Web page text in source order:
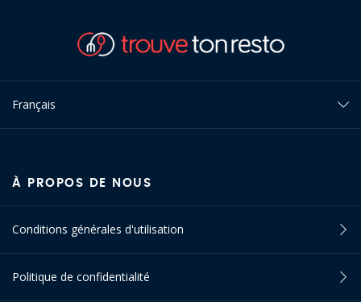
Français
À PROPOS DE NOUS
Conditions générales d'utilisation
Politique de confidentialité